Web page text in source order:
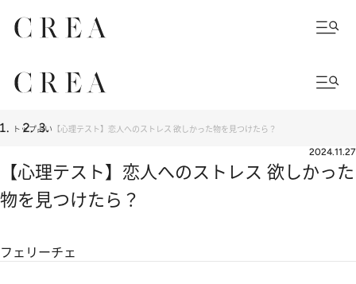
トップ占い 【心理テスト】恋人へのストレス 欲しかった物を見つけたら？
2024.11.27
【心理テスト】恋人へのストレス 欲しかった
物を見つけたら？
フェリーチェ